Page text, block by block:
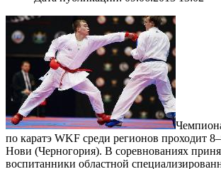
по каратэ WKF среди регионов проходит
Нови (Черногория). В соревнованиях
воспитанники областной